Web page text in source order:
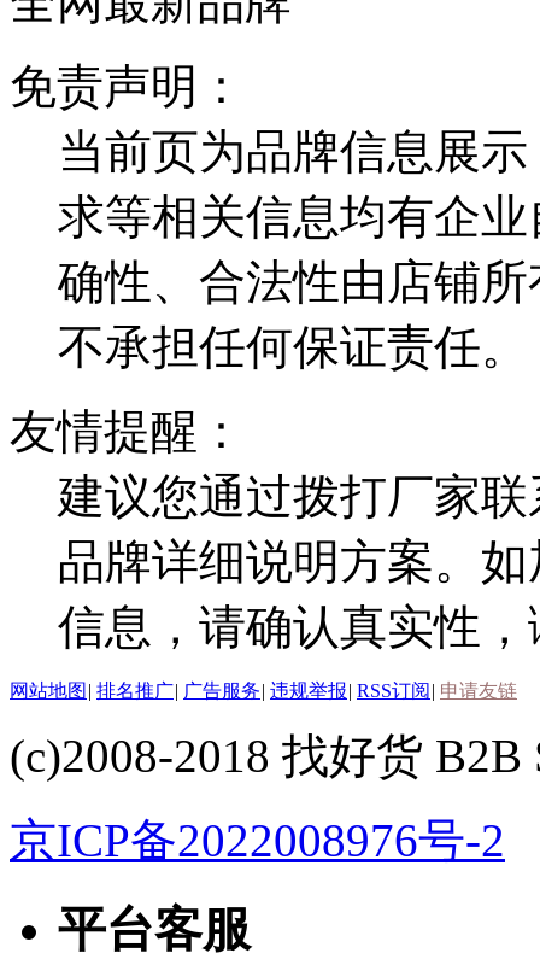
免责声明：
当前页为品牌信息展
求等相关信息均有企
确性、合法性由店铺
不承担任何保证责任。
友情提醒：
建议您通过拨打厂家
品牌详细说明方案。
信息，请确认真实性
网站地图 | 排名推广| 广告服务| 违规举报| RSS订阅 | 申请友链
(c)2008-2018 找好货 B2B
京ICP备2022008976号-2
平台客服